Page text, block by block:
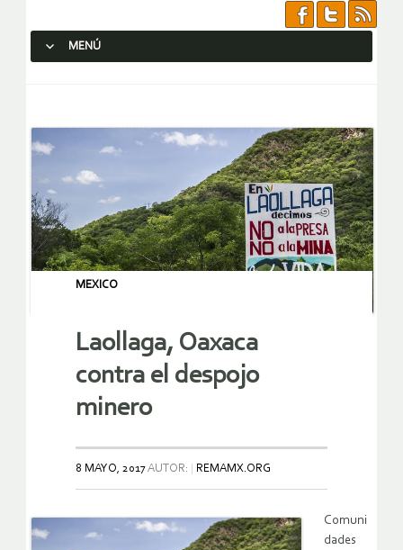
MENÚ
MEXICO
Laollaga, Oaxaca
contra el despojo
minero
8 MAYO, 2017AUTOR: REMAMX.ORG
Comuni
dades